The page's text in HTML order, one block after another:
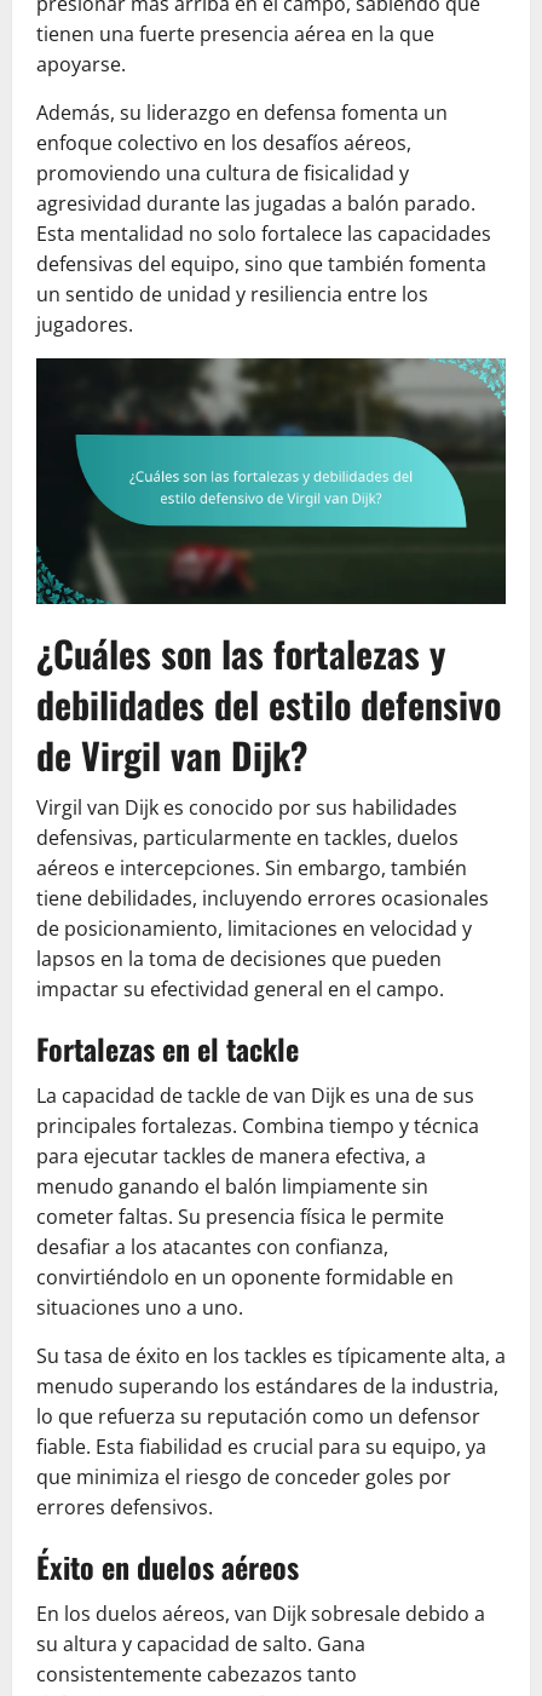
tienen una fuerte presencia aérea en la que
apoyarse.
Además, su liderazgo en defensa fomenta un
enfoque colectivo en los desafíos aéreos,
promoviendo una cultura de fisicalidad y
agresividad durante las jugadas a balón parado.
Esta mentalidad no solo fortalece las capacidades
defensivas del equipo, sino que también fomenta
un sentido de unidad y resiliencia entre los
jugadores.
¿Cuáles son las fortalezas y
debilidades del estilo defensivo
de Virgil van Dijk?
Virgil van Dijk es conocido por sus habilidades
defensivas, particularmente en tackles, duelos
aéreos e intercepciones. Sin embargo, también
tiene debilidades, incluyendo errores ocasionales
de posicionamiento, limitaciones en velocidad y
lapsos en la toma de decisiones que pueden
impactar su efectividad general en el campo.
Fortalezas en el tackle
La capacidad de tackle de van Dijk es una de sus
principales fortalezas. Combina tiempo y técnica
para ejecutar tackles de manera efectiva, a
menudo ganando el balón limpiamente sin
cometer faltas. Su presencia física le permite
desafiar a los atacantes con confianza,
convirtiéndolo en un oponente formidable en
situaciones uno a uno.
Su tasa de éxito en los tackles es típicamente alta, a
menudo superando los estándares de la industria,
lo que refuerza su reputación como un defensor
fiable. Esta fiabilidad es crucial para su equipo, ya
que minimiza el riesgo de conceder goles por
errores defensivos.
Éxito en duelos aéreos
En los duelos aéreos, van Dijk sobresale debido a
su altura y capacidad de salto. Gana
consistentemente cabezazos tanto